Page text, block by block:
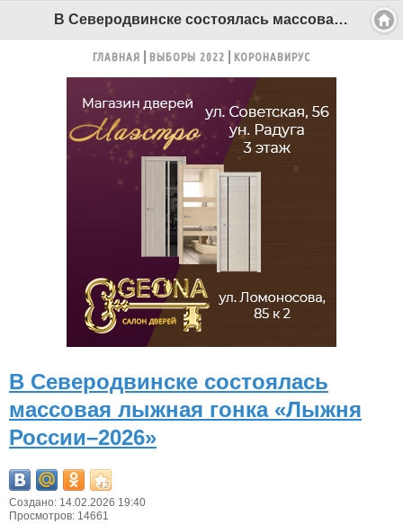
В Северодвинске состоялась массовая лыжная гонка «Лыжня России–2026» - Беломорканал Северодвинск tv29.ru
ГЛАВНАЯ ВЫБОРЫ 2022 КОРОНАВИРУС
В Северодвинске состоялась
массовая лыжная гонка «Лыжня
России–2026»
Создано: 14.02.2026 19:40
Просмотров: 14661